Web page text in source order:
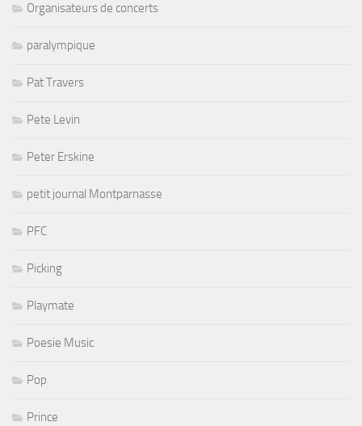
Organisateurs de concerts
paralympique
Pat Travers
Pete Levin
Peter Erskine
petit journal Montparnasse
PFC
Picking
Playmate
Poesie Music
Pop
Prince